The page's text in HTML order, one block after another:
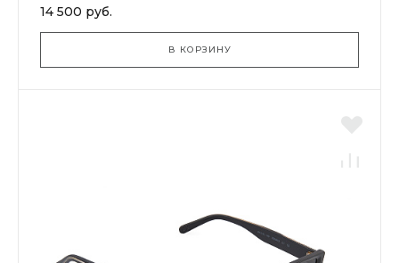
14 500 руб.
В КОРЗИНУ